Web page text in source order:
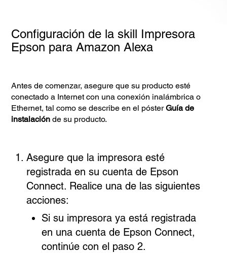
Configuración de la skill Impresora
Epson para Amazon Alexa
Antes de comenzar, asegure que su producto esté
conectado a Internet con una conexión inalámbrica o
Ethernet, tal como se describe en el pósterGuía de
instalaciónde su producto.
Asegure que la impresora esté
registrada en su cuenta de Epson
Connect. Realice una de las siguientes
acciones:
Si su impresora ya está registrada
en una cuenta de Epson Connect,
continúe con el paso 2.